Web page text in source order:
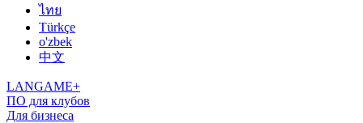
ไทย
Türkçe
o'zbek
中文
LANGAME+
ПО для клубов
Для бизнеса